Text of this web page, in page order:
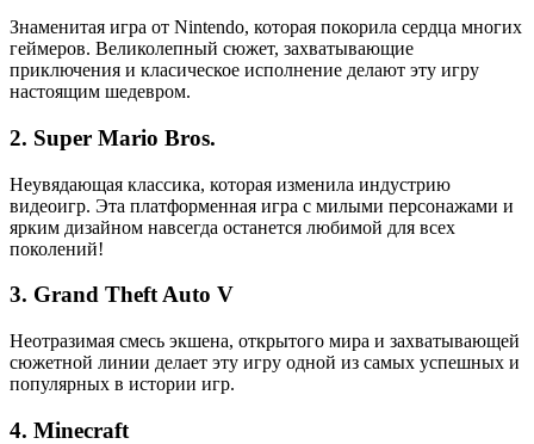
Знаменитая игра от Nintendo, которая покорила сердца многих
геймеров. Великолепный сюжет, захватывающие
приключения и класическое исполнение делают эту игру
настоящим шедевром.
2. Super Mario Bros.
Неувядающая классика, которая изменила индустрию
видеоигр. Эта платформенная игра с милыми персонажами и
ярким дизайном навсегда останется любимой для всех
поколений!
3. Grand Theft Auto V
Неотразимая смесь экшена, открытого мира и захватывающей
сюжетной линии делает эту игру одной из самых успешных и
популярных в истории игр.
4. Minecraft